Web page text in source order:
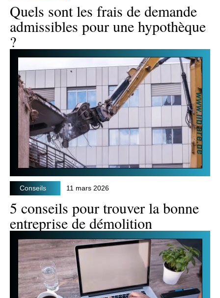
Quels sont les frais de demande
admissibles pour une hypothèque
?
Conseils 11 mars 2026
5 conseils pour trouver la bonne
entreprise de démolition